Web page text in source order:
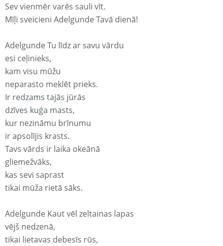
Sev vienmēr varēs sauli vīt.
Mīļi sveicieni Adelgunde Tavā dienā!
Adelgunde Tu līdz ar savu vārdu
esi ceļinieks,
kam visu mūžu
neparasto meklēt prieks.
Ir redzams tajās jūrās
dzīves kuģa masts,
kur nezināmu brīnumu
ir apsolījis krasts.
Tavs vārds ir laika okeānā
gliemežvāks,
kas sevi saprast
tikai mūža rietā sāks.
Adelgunde Kaut vēl zeltainas lapas
vējš nedzenā,
tikai lietavas debesīs rūs,